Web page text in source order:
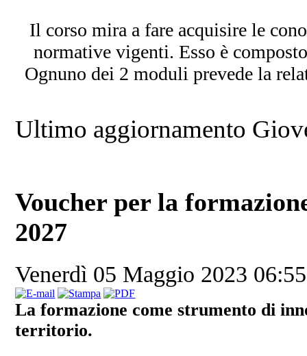
Il corso mira a fare acquisire le
normative vigenti. Esso è
Ognuno dei 2 moduli prevede la
Ultimo aggiornamento
Voucher per la
2027
Venerdì 05 Maggio 2023
La formazione come strumento di
territorio.